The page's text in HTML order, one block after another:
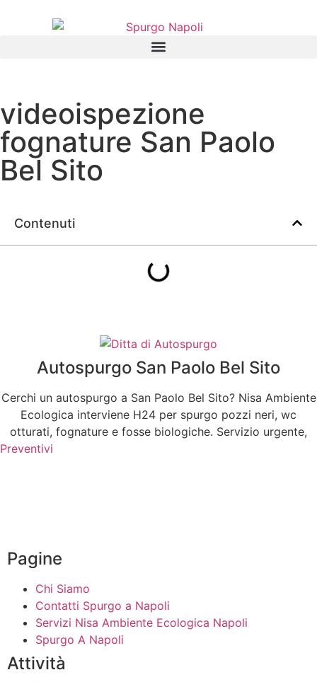
videoispezione
fognature San Paolo
Bel Sito
Contenuti
Autospurgo San Paolo Bel Sito
Cerchi un autospurgo a San Paolo Bel Sito? Nisa Ambiente
Ecologica interviene H24 per spurgo pozzi neri, wc
otturati, fognature e fosse biologiche. Servizio urgente,
Preventivi
Pagine
Chi Siamo
Contatti Spurgo a Napoli
Servizi Nisa Ambiente Ecologica Napoli
Spurgo A Napoli
Attività